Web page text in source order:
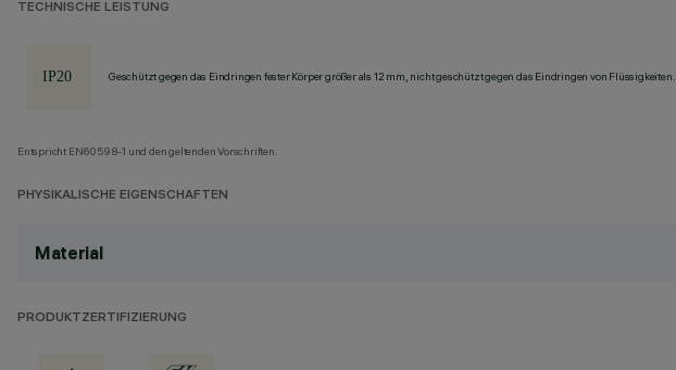
TECHNISCHE LEISTUNG
Geschützt gegen das Eindringen fester Körper größer als 12 mm, nicht geschützt gegen das Eindringen von Flüssigkeiten.
Entspricht EN60598-1 und den geltenden Vorschriften.
PHYSIKALISCHE EIGENSCHAFTEN
Material
PRODUKTZERTIFIZIERUNG